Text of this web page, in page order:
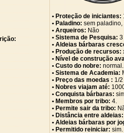
• Proteção de iniciantes:
• Paladino: sem paladino,
• Arqueiros: Não
• Sistema de Pesquisa: 3
• Aldeias bárbaras
• Produção de recursos:
• Nível de construção
• Custo do nobre: normal.
• Sistema de Academia:
• Preço das moedas : 1/2
• Nobres viajam até:
• Conquista bárbaras:
• Membros por tribo: 4.
• Permite sair da tribo:
• Distância entre aldeias:
• Aldeias bárbaras por
• Permitido reiniciar: sim.